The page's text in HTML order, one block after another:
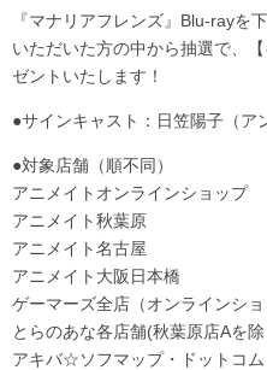
『マナリアフレンズ』Blu-rayを
いただいた方の中から抽選で、
ゼントいたします！
●サインキャスト：日笠陽子（ア
●対象店舗（順不同）
アニメイトオンラインショップ
アニメイト秋葉原
アニメイト名古屋
アニメイト大阪日本橋
ゲーマーズ全店（オンラインショ
とらのあな各店舗(秋葉原店Aを
アキバ☆ソフマップ・ドットコム